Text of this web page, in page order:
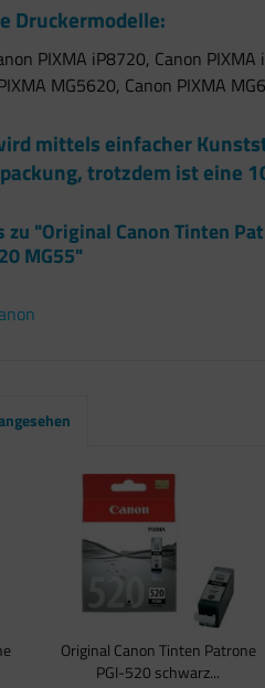
Druckermodelle:
PIXMA iP8720, Canon
MG5620, Canon PIXMA
mittels einfacher
trotzdem ist eine
"Original Canon Tinten
MG55"
Original Canon Tinten Patrone
PGI-520 schwarz...